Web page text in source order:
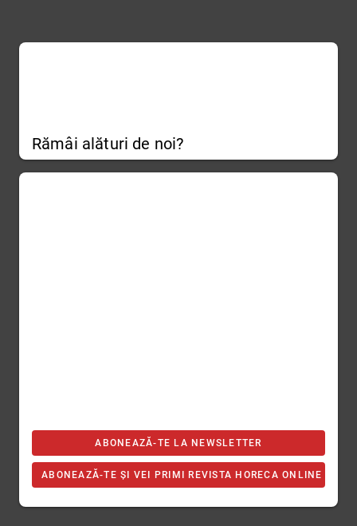
Rămâi alături de noi?
ABONEAZĂ-TE LA NEWSLETTER
ABONEAZĂ-TE ȘI VEI PRIMI REVISTA HORECA ONLINE